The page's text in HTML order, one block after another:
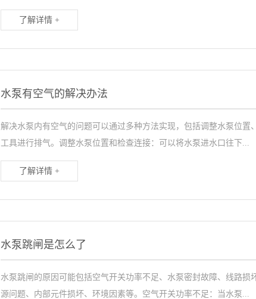
了解详情 +
水泵有空气的解决办法
解决水泵内有空气的问题可以通过多种方法实现，包括调整水泵位置
工具进行排气。调整水泵位置和检查连接：可以将水泵进水口往下...
了解详情 +
水泵跳闸是怎么了
水泵跳闸的原因可能包括空气开关功率不足、水泵密封故障、线路
源问题、内部元件损坏、环境因素等。空气开关功率不足：当水泵...